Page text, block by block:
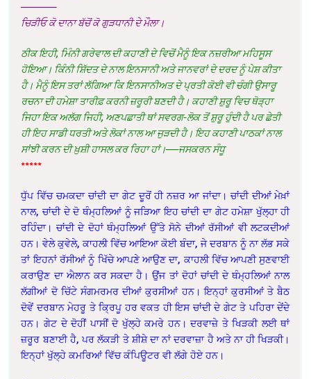
—————–
ਚਿੜੀਓ ਕੋ ਦਾਨਾ ਬੱਚੋਂ ਕੋ ਗੁੜਧਾਨੀ ਦੇ ਮੌਲਾ।
ਠੀਕ ਇਹੀ, ਮਿੰਨੀ ਗਰੇਵਾਲ ਦੀ ਕਹਾਣੀ ਦੇ ਵਿਚੋਂ ਮੈਨੂੰ ਇਕ ਨਜ਼ਰੀਆ ਮਹਿਸੂਸ
ਹੋਇਆ। ਕਿੰਨੀ ਸ਼ਿੱਦਤ ਦੇ ਨਾਲ ਇਨਸਾਨੀ ਅਤੇ ਜਾਨਵਰਾਂ ਦੇ ਦਰਦ ਨੂੰ ਪੇਸ਼ ਕੀਤਾ
ਹੈ। ਮੈਨੂੰ ਇਸ ਤਰਾਂ ਲੱਗਿਆ ਕਿ ਇਨਸਾਨੀਅਤ ਦੇ ਪ੍ਰਤੀ ਕੋਈ ਵੀ ਚੰਗੀ ਉਸਾਰੂ
ਰਚਨਾ ਦੀ ਹਮੇਸ਼ਾ ਤਾਰੀਫ਼ ਕਰਨੀ ਜ਼ਰੂਰੀ ਬਣਦੀ ਹੈ। ਕਹਾਣੀ ਸ਼ੁਰੂ ਵਿਚ ਥੋੜ੍ਹਾ
ਜਿਹਾ ਇਕ ਅਲੱਗ ਜਿਹੀ, ਅਣਪਛਾਤੀ ਥਾਂ ਸਵਰਗ-ਲੋਕ ਤੋਂ ਸ਼ੁਰੂ ਹੁੰਦੀ ਹੈ ਪਰ ਛੇਤੀ
ਹੀ ਇਹ ਸਾਡੀ ਧਰਤੀ ਅਤੇ ਲੋਕਾਂ ਨਾਲ ਆ ਜੁੜਦੀ ਹੈ। ਇਹ ਕਹਾਣੀ ਪਾਠਕਾਂ ਨਾਲ
ਸਾਂਝੀ ਕਰਨ ਦੀ ਖ਼ੁਸ਼ੀ ਹਾਸਲ ਕਰ ਰਿਹਾ ਹਾਂ।——ਜਸਕਰਨ ਸੰਧੂ
*****
ਧੁੱਪ ਵਿੱਚ ਚਮਕਦਾ ਚਾਂਦੀ ਦਾ ਗੇਟ ਦੂਰੋਂ ਹੀ ਨਜ਼ਰ ਆ ਜਾਂਦਾ। ਚਾਂਦੀ ਦੀਆਂ ਮੇਖ਼ਾਂ
ਨਾਲ, ਚਾਂਦੀ ਦੇ ਦੋ ਥੰਮ੍ਹਲਿਆਂ ਨੂੰ ਜੜਿਆ ਇਹ ਚਾਂਦੀ ਦਾ ਗੇਟ ਹਮੇਸ਼ਾ ਖੁੱਲ੍ਹਾ ਹੀ
ਰਹਿੰਦਾ। ਚਾਂਦੀ ਦੇ ਦੋਹਾਂ ਥੰਮ੍ਹਲਿਆਂ ਉੱਤੇ ਸੋਨੇ ਦੀਆਂ ਰੱਸੀਆਂ ਵੀ ਲਟਕਦੀਆਂ
ਹਨ। ਵੇਲੇ ਕੁਵੇਲੇ, ਕਾਹਲੀ ਵਿੱਚ ਆਇਆ ਕੋਈ ਬੰਦਾ, ਜੇ ਦਰਬਾਨ ਨੂੰ ਨਾ ਲੱਭ ਸਕੇ
ਤਾਂ ਇਹਨਾਂ ਰੱਸੀਆਂ ਨੂੰ ਖਿੱਚੇ ਆਪਣੇ ਆਉਣ ਦਾ, ਕਾਹਲੀ ਵਿੱਚ ਆਪਣੀ ਸੁਣਵਾਈ
ਕਰਾਉਣ ਦਾ ਐਲਾਨ ਕਰ ਸਕਦਾ ਹੈ। ਉਂਜ ਤਾਂ ਦੋਹਾਂ ਚਾਂਦੀ ਦੇ ਥੰਮ੍ਹਲਿਆਂ ਨਾਲ
ਲੱਗੀਆਂ ਦੋ ਚਿੱਟੇ ਸੰਗਮਰਮਰ ਦੀਆਂ ਕੁਰਸੀਆਂ ਹਨ। ਇਨ੍ਹਾਂ ਕੁਰਸੀਆਂ ਤੇ ਬੈਠ
ਦੋਵੇਂ ਦਰਬਾਨ ਮੇਹਰੂ ਤੇ ਕ੍ਰਿਪੂ ਹਰ ਵਕਤ ਹੀ ਇਸ ਚਾਂਦੀ ਦੇ ਗੇਟ ਤੇ ਪਹਿਰਾ ਦੇਂਦੇ
ਹਨ। ਗੇਟ ਦੇ ਦੋਹੀਂ ਪਾਸੀਂ ਦੋ ਖੁੱਲ੍ਹੇ ਕਮਰੇ ਹਨ। ਦਰਵਾਜ਼ੇ ਤੇ ਖਿੜਕੀ ਲਈ ਥਾਂ
ਜ਼ਰੂਰ ਬਣਾਈ ਹੈ, ਪਰ ਲੱਕੜੀ ਤੇ ਸ਼ੀਸ਼ੇ ਦਾ ਨਾਂ ਦਰਵਾਜ਼ਾ ਹੈ ਅਤੇ ਨਾ ਹੀ ਖਿੜਕੀ।
ਇਨ੍ਹਾਂ ਖੁੱਲ੍ਹੇ ਕਮਰਿਆਂ ਵਿੱਚ ਕੰਪਿਊਟਰ ਵੀ ਲੱਗੇ ਹੋਏ ਹਨ।